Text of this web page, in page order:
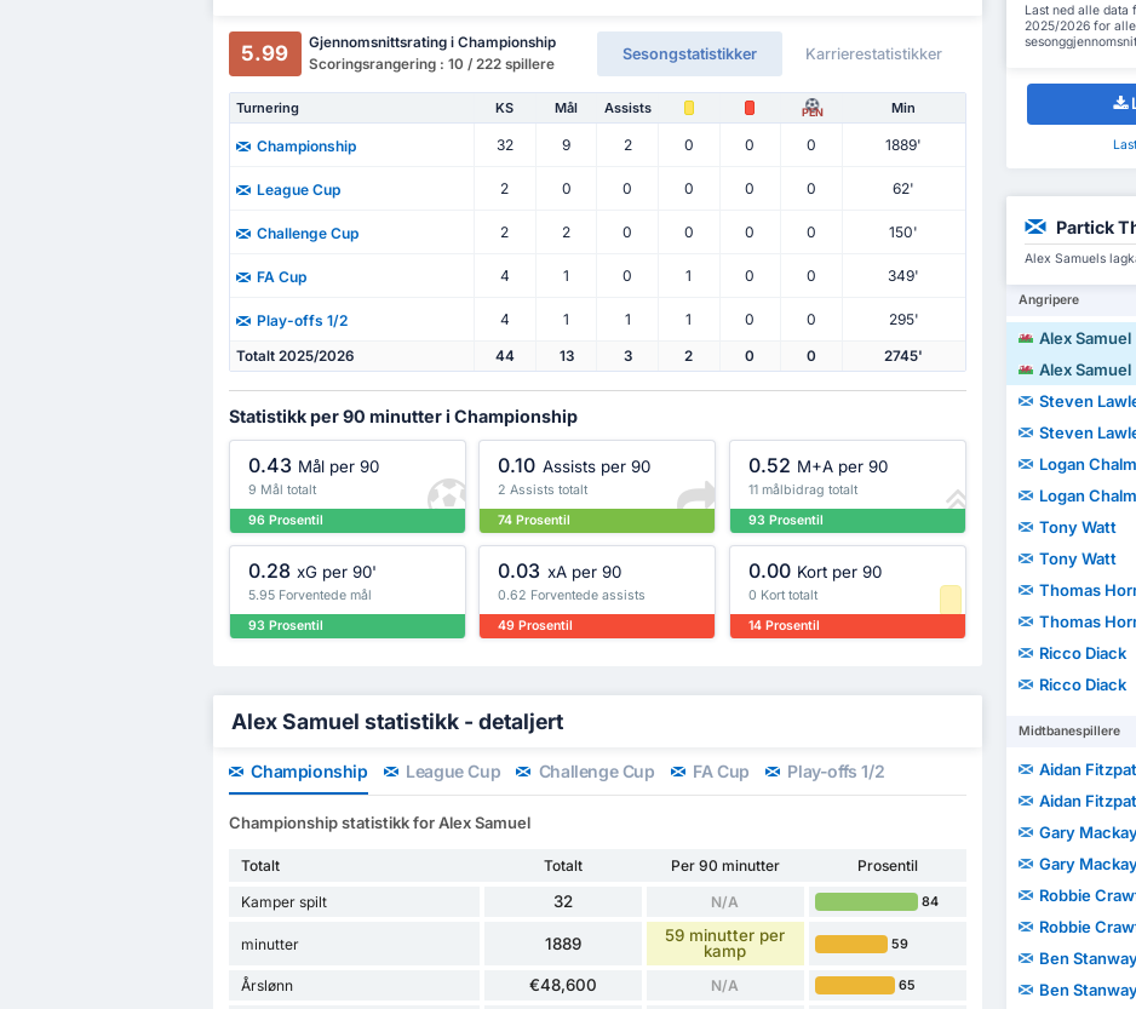
5.99
Gjennomsnittsrating i Championship
Scoringsrangering : 10 / 222 spillere
Sesongstatistikker Karrierestatistikker
Turnering KS Mål Assists PEN Min
Championship 32 9 2 0 0 0 1889'
League Cup 2 0 0 0 0 0 62'
Challenge Cup 2 2 0 0 0 0 150'
FA Cup 4 1 0 1 0 0 349'
Play-offs 1/2 4 1 1 1 0 0 295'
Totalt 2025/2026 44 13 3 2 0 0 2745'
Statistikk per 90 minutter i Championship
0.43 Mål per 90
9 Mål totalt
96 Prosentil
0.10 Assists per 90
2 Assists totalt
74 Prosentil
0.52 M+A per 90
11 målbidrag totalt
93 Prosentil
0.28 xG per 90'
5.95 Forventede mål
93 Prosentil
0.03 xA per 90
0.62 Forventede assists
49 Prosentil
0.00 Kort per 90
0 Kort totalt
14 Prosentil
Alex Samuel statistikk - detaljert
Championship League Cup Challenge Cup FA Cup Play-offs 1/2
Championship statistikk for Alex Samuel
Totalt Totalt Per 90 minutter
Prosentil
Kamper spilt
32 N/A 84
minutter 1889
59 minutter per
kamp
59
Årslønn €48,600 N/A 65
Last ned alle data
2025/2026 for
Partick
Alex Samuels
Angripere
Alex Samuel
Alex Samuel
Steven
Steven
Logan
Logan
Tony Watt
Tony Watt
Thomas
Thomas
Ricco Diack
Ricco Diack
Midtbanespillere
Aidan
Aidan
Gary
Gary
Robbie
Robbie
Ben
Ben